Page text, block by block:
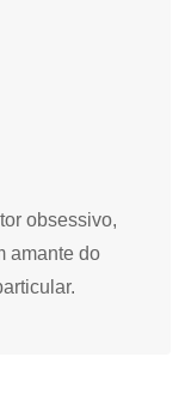
obsessivo,
amante do